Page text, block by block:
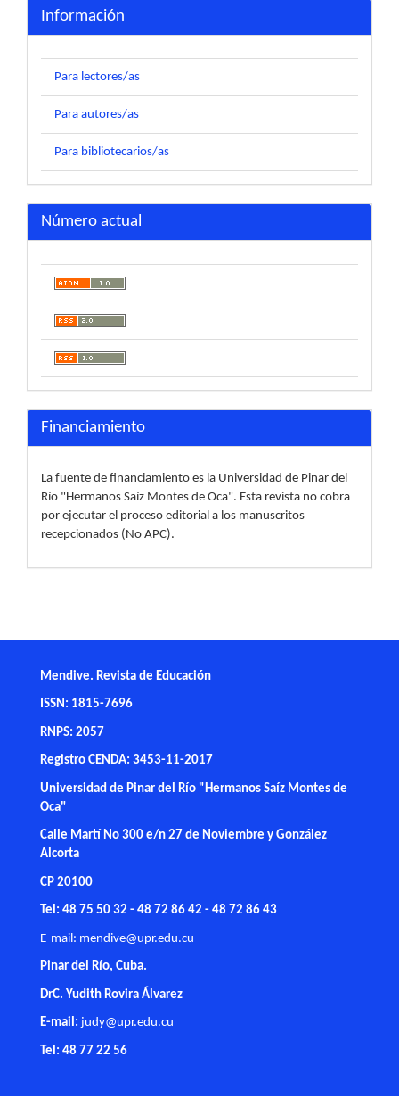
Información
Para lectores/as
Para autores/as
Para bibliotecarios/as
Número actual
Financiamiento
La fuente de financiamiento es la Universidad de Pinar del
Río "Hermanos Saíz Montes de Oca". Esta revista no cobra
por ejecutar el proceso editorial a los manuscritos
recepcionados (No APC).
Mendive. Revista de Educación
ISSN: 1815-7696
RNPS: 2057
Registro CENDA: 3453-11-2017
Universidad de Pinar del Río "Hermanos Saíz Montes de
Oca"
Calle Martí No 300 e/n 27 de Noviembre y González
Alcorta
CP 20100
Tel: 48 75 50 32 - 48 72 86 42 - 48 72 86 43
E-mail: mendive@upr.edu.cu
Pinar del Río, Cuba.
DrC. Yudith Rovira Álvarez
E-mail: judy@upr.edu.cu
Tel: 48 77 22 56